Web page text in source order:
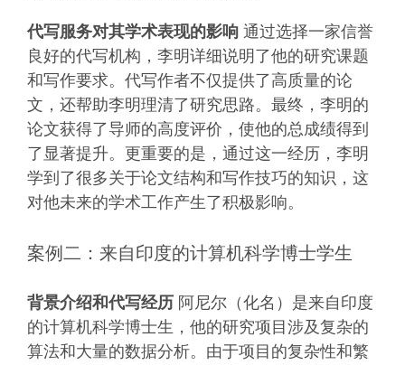
代写服务对其学术表现的影响 通过选择一家信誉
良好的代写机构，李明详细说明了他的研究课题
和写作要求。代写作者不仅提供了高质量的论
文，还帮助李明理清了研究思路。最终，李明的
论文获得了导师的高度评价，使他的总成绩得到
了显著提升。更重要的是，通过这一经历，李明
学到了很多关于论文结构和写作技巧的知识，这
对他未来的学术工作产生了积极影响。
案例二：来自印度的计算机科学博士学生
背景介绍和代写经历 阿尼尔（化名）是来自印度
的计算机科学博士生，他的研究项目涉及复杂的
算法和大量的数据分析。由于项目的复杂性和繁